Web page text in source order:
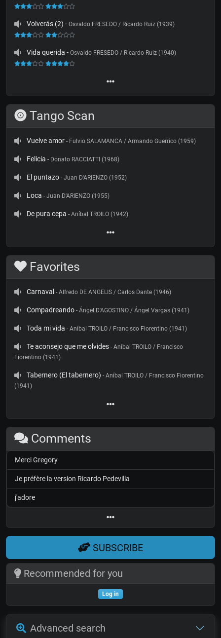
Volverás (2) - Osvaldo FRESEDO / Ricardo Ruiz (1939)
Vida querida - Osvaldo FRESEDO / Ricardo Ruiz (1940)
Tango Scan
Vuelve amor - Fulvio SALAMANCA / Armando Guerrico (1959)
Felicia - Donato RACCIATTI (1968)
El puntazo - Juan D'ARIENZO (1952)
Loca - Juan D'ARIENZO (1955)
De pura cepa - Aníbal TROILO (1942)
Favorites
Carnaval - Alfredo DE ANGELIS / Carlos Dante (1946)
Compadreando - Ángel D'AGOSTINO / Ángel Vargas (1941)
Toda mi vida - Aníbal TROILO / Francisco Fiorentino (1941)
Te aconsejo que me olvides - Aníbal TROILO / Francisco
Fiorentino (1941)
Tabernero (El tabernero) - Aníbal TROILO / Francisco Fiorentino
(1941)
Comments
Merci Gregory
Je préfère la version Ricardo Pedevilla
j'adore
SUBSCRIBE
Recommended for you
Log in
Advanced search